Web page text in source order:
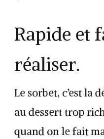
Rapide et
réaliser.
Le sorbet, c’est la
au dessert trop
quand on le fait